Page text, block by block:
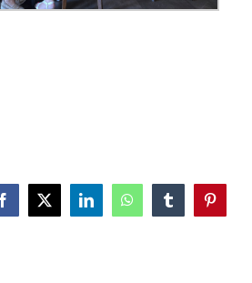
Facebook
X LinkedInWhatsAppTumblrPinterest